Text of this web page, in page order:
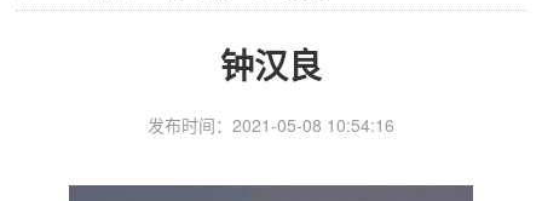
钟汉良
发布时间：2021-05-08 10:54:16